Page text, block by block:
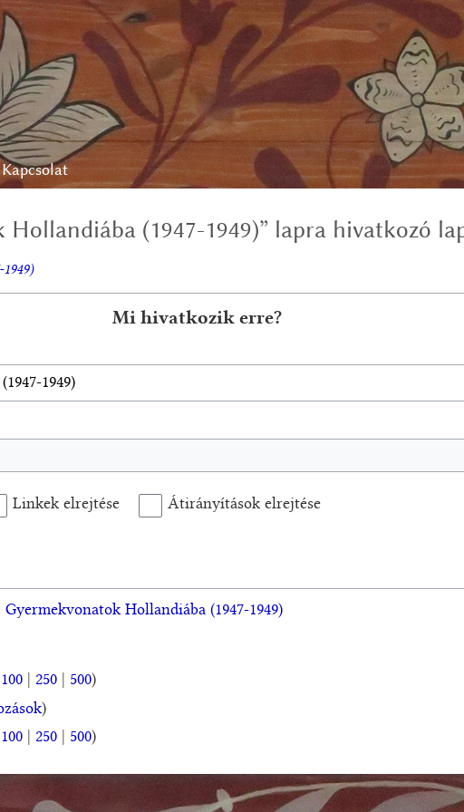
Kapcsolat
Hollandiába (1947-1949)” lapra hivatkozó
Mi hivatkozik erre?
Linkek elrejtése Átirányítások elrejtése
Gyermekvonatok Hollandiába (1947-1949)
100| 250| 500)
)
100| 250| 500)